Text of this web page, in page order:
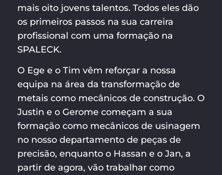
mais oito jovens talentos. Todos eles dão
os primeiros passos na sua carreira
profissional com uma formação na
SPALECK.
O Ege e o Tim vêm reforçar a nossa
equipa na área da transformação de
metais como mecânicos de construção. O
Justin e o Gerome começam a sua
formação como mecânicos de usinagem
no nosso departamento de peças de
precisão, enquanto o Hassan e o Jan, a
partir de agora, vão trabalhar como